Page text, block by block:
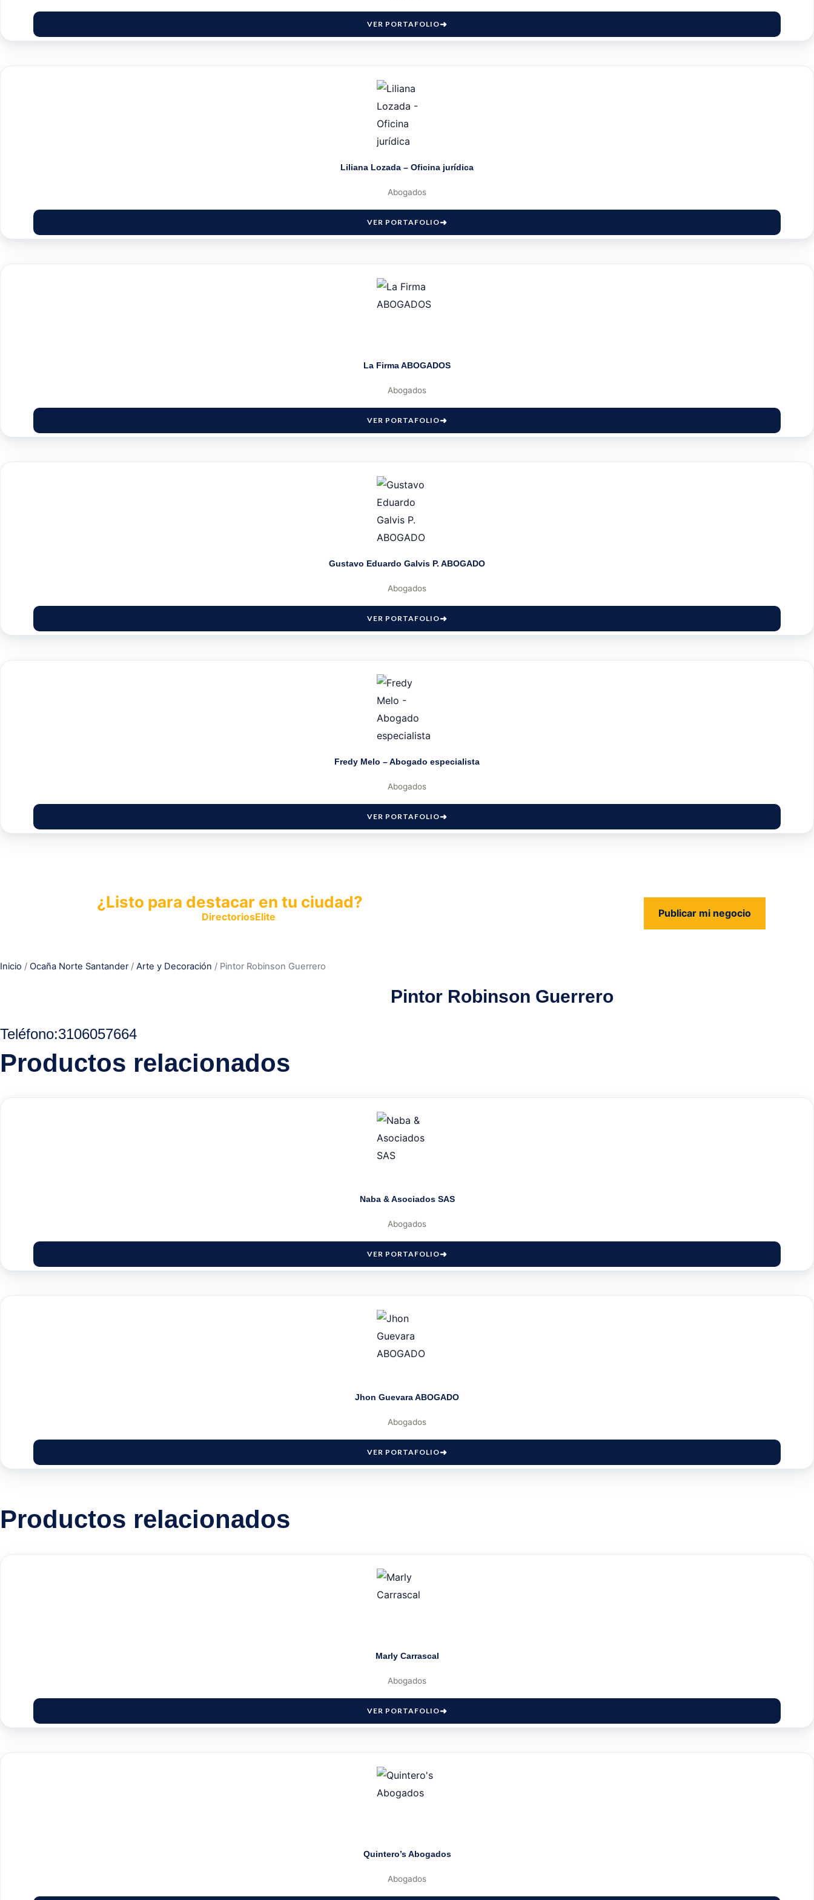
VER PORTAFOLIO
Liliana Lozada – Oficina jurídica
Abogados
VER PORTAFOLIO
La Firma ABOGADOS
Abogados
VER PORTAFOLIO
Gustavo Eduardo Galvis P. ABOGADO
Abogados
VER PORTAFOLIO
Fredy Melo – Abogado especialista
Abogados
VER PORTAFOLIO
¿Listo para destacar en tu ciudad?
DirectoriosElite Publicar mi negocio
Inicio / Ocaña Norte Santander/ Arte y Decoración / Pintor Robinson Guerrero
Pintor Robinson Guerrero
Teléfono:3106057664
Productos relacionados
Naba & Asociados SAS
Abogados
VER PORTAFOLIO
Jhon Guevara ABOGADO
Abogados
VER PORTAFOLIO
Productos relacionados
Marly Carrascal
Abogados
VER PORTAFOLIO
Quintero’s Abogados
Abogados